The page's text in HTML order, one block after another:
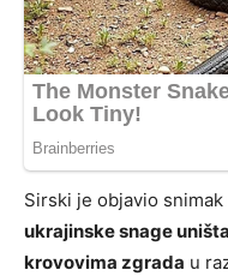
Sirski je objavio
ukrajinske snage
krovovima zgrada u